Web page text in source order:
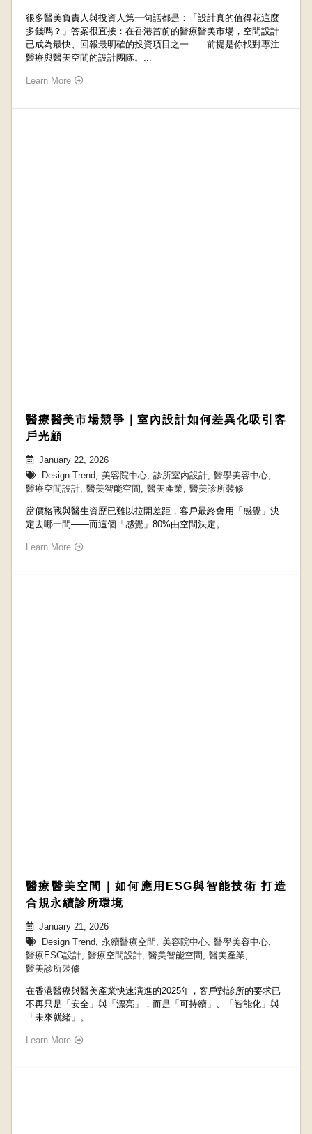
很多醫美負責人與投資人第一句話都是：「設計真的值得花這麼
多錢嗎？」答案很直接：在香港當前的醫療醫美市場，空間設計
已成為最快、回報最明確的投資項目之一——前提是你找對專注
醫療與醫美空間的設計團隊。...
Learn More
醫療醫美市場競爭｜室內設計如何差異化吸引客
戶光顧
January 22, 2026
Design Trend, 美容院中心, 診所室內設計, 醫學美容中心,
醫療空間設計, 醫美智能空間 , 醫美產業, 醫美診所裝修
當價格戰與醫生資歷已難以拉開差距，客戶最終會用「感覺」決
定去哪一間——而這個「感覺」80%由空間決定。...
Learn More
醫療醫美空間｜如何應用ESG與智能技術 打造
合規永續診所環境
January 21, 2026
Design Trend, 永續醫療空間 , 美容院中心, 醫學美容中心,
醫療ESG設計, 醫療空間設計, 醫美智能空間 , 醫美產業,
醫美診所裝修
在香港醫療與醫美產業快速演進的2025年，客戶對診所的要求已
不再只是「安全」與「漂亮」，而是「可持續」、「智能化」與
「未來就緒」。...
Learn More